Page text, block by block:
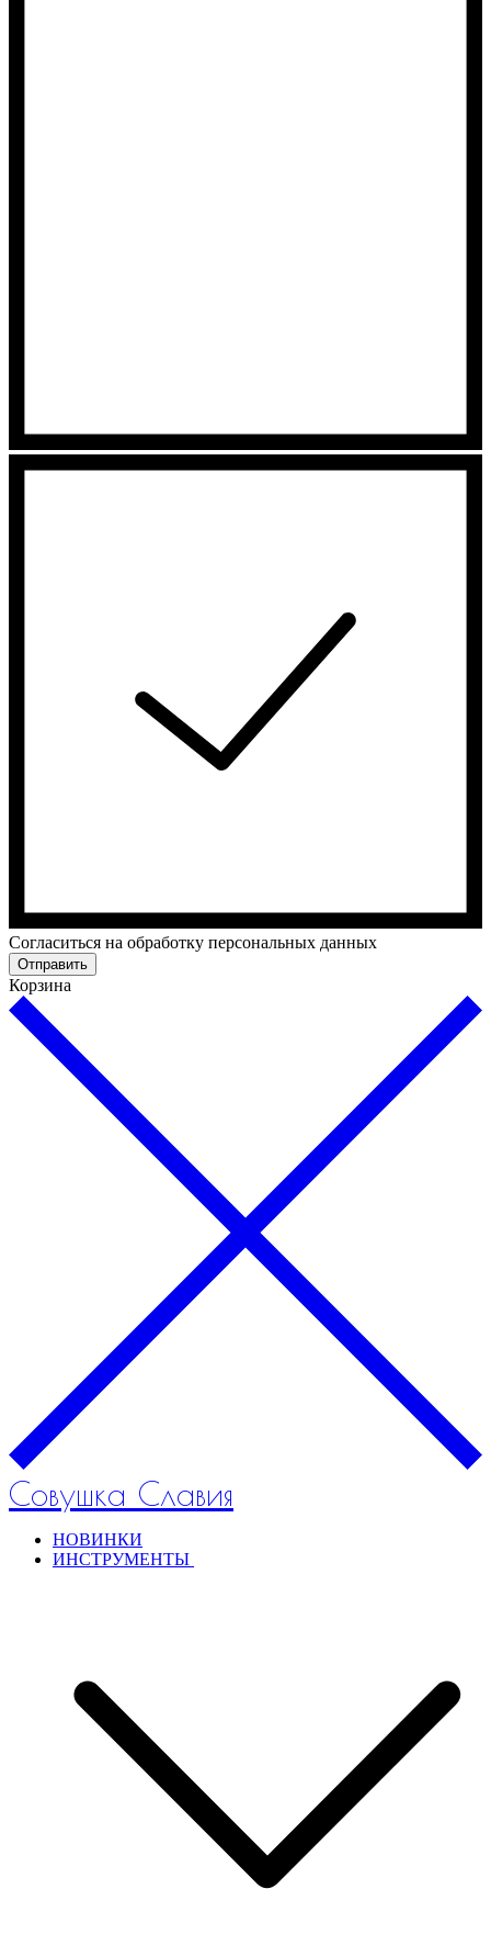
Cогласиться на обработку персональных данных
Отправить
Корзина
Совушка Славия
НОВИНКИ
ИНСТРУМЕНТЫ